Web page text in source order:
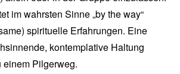
im wahrsten Sinne „by the way“
spirituelle Erfahrungen. Eine
kontemplative Haltung
einem Pilgerweg.